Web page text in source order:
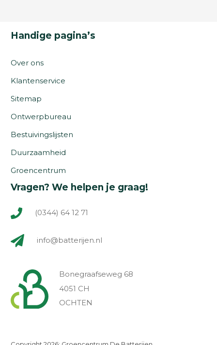
Handige pagina’s
Over ons
Klantenservice
Sitemap
Ontwerpbureau
Bestuivingslijsten
Duurzaamheid
Groencentrum
Vragen? We helpen je graag!
(0344) 64 12 71
info@batterijen.nl
Bonegraafseweg 68
4051 CH
OCHTEN